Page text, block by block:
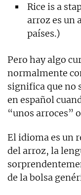
Rice is a
arroz es un
países.)
Pero hay algo
normalmente
significa que no
en español
“unos arroces”
El idioma es un
del arroz, la
de la bolsa